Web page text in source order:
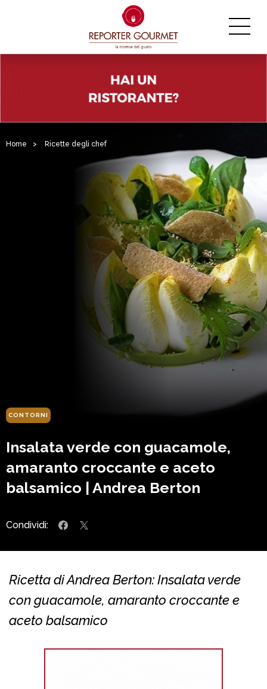
Home > Ricette degli chef
CONTORNI
Insalata verde con guacamole,
amaranto croccante e aceto
balsamico | Andrea Berton
Condividi:
Ricetta di Andrea Berton: Insalata verde
con guacamole, amaranto croccante e
aceto balsamico